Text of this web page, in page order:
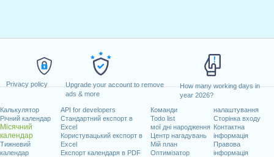
Privacy policy
Upgrade your account to remove
ads & more
How many working days in
year 2026?
Калькулятор
Річний календар
Місячний
календар
Тижневий
календар
API for developers
Стандартний експорт в
Excel
Користувацький експорт в
Excel
Експорт календаря в PDF
Команди
Todo list
мої дні народження
Центр нагадувань
Мій план
Оптимізатор
налаштування
Сторінка входу
Контактна
інформація
Правова
інформація